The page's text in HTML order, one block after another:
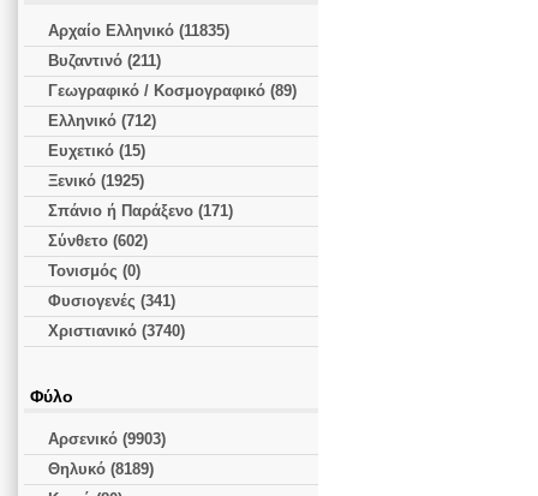
Αρχαίο Ελληνικό (11835)
Βυζαντινό (211)
Γεωγραφικό / Κοσμογραφικό (89)
Ελληνικό (712)
Ευχετικό (15)
Ξενικό (1925)
Σπάνιο ή Παράξενο (171)
Σύνθετο (602)
Τονισμός (0)
Φυσιογενές (341)
Χριστιανικό (3740)
Φύλο
Αρσενικό (9903)
Θηλυκό (8189)